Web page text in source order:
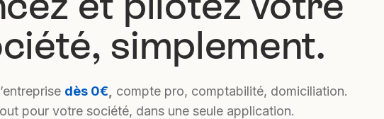
simplement.
dès 0€
compte pro, comptabilité, domiciliation.
pour votre société, dans une seule application.